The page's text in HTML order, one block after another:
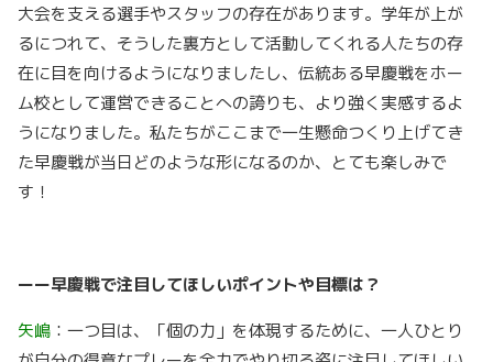
大会を支える選手やスタッフの存在があります。学年が上が
るにつれて、そうした裏方として活動してくれる人たちの存
在に目を向けるようになりましたし、伝統ある早慶戦をホー
ム校として運営できることへの誇りも、より強く実感するよ
うになりました。私たちがここまで一生懸命つくり上げてき
た早慶戦が当日どのような形になるのか、とても楽しみで
す！
ーー早慶戦で注目してほしいポイントや目標は？
矢嶋 ：一つ目は、「個の力」を体現するために、一人ひとり